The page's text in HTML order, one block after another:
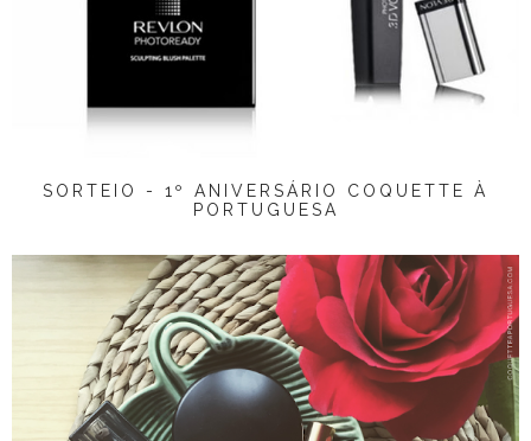
SORTEIO - 1º ANIVERSÁRIO COQUETTE À
PORTUGUESA